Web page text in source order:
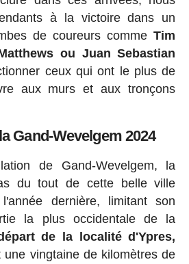
à la victoire dans un
de coureurs commeTim
ou Juan Sebastian
ceux qui ont le plus de
aux murs et aux tronçons
Gand-Wevelgem 2024
de Gand-Wevelgem, la
du tout de cette belle ville
dernière, limitant son
la plus occidentale de la
de la localité d'Ypres,
une vingtaine de kilomètres de